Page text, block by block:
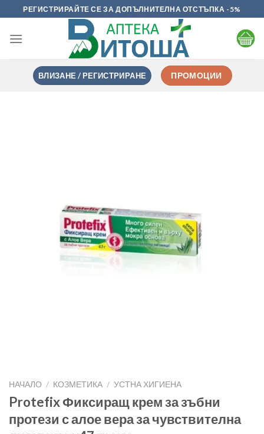
to
content
РЕГИСТРИРАЙТЕ СЕ ЗА ДОПЪЛНИТЕЛНА ОТСТЪПКА -5%
ВЛИЗАНЕ / РЕГИСТРИРАНЕ ПРОМОЦИИ
НАЧАЛО / КОЗМЕТИКА / УСТНА ХИГИЕНА
Protefix Фиксиращ крем за зъбни
протези с алое вера за чувствителна